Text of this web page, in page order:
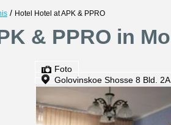
/ Hotel Hotel at APK & PPRO
& PPRO in
Foto
Golovinskoe Shosse 8 Bld. 2A